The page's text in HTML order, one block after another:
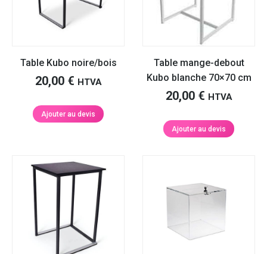
Table Kubo noire/bois
20,00 € HTVA
Ajouter au devis
Table mange-debout
Kubo blanche 70×70 cm
20,00 € HTVA
Ajouter au devis